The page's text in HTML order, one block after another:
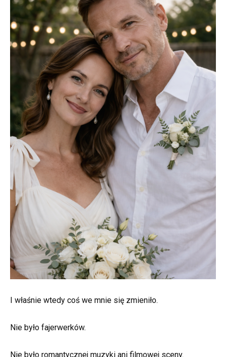
I właśnie wtedy coś we mnie się zmieniło.
Nie było fajerwerków.
Nie było romantycznej muzyki ani filmowej sceny.